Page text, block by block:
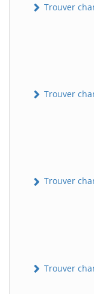
Trouver
Trouver
Trouver
Trouver